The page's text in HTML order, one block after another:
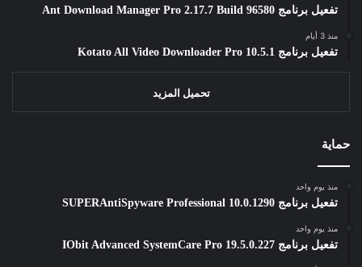
تفعيل برنامج Ant Download Manager Pro 2.17.7 Build 96580
منذ 3 أيام
تفعيل برنامج Kotato All Video Downloader Pro 10.5.1
تحميل المزيد
حماية
منذ يوم واحد
تفعيل برنامج SUPERAntiSpyware Professional 10.0.1290
منذ يوم واحد
تفعيل برنامج IObit Advanced SystemCare Pro 19.5.0.227